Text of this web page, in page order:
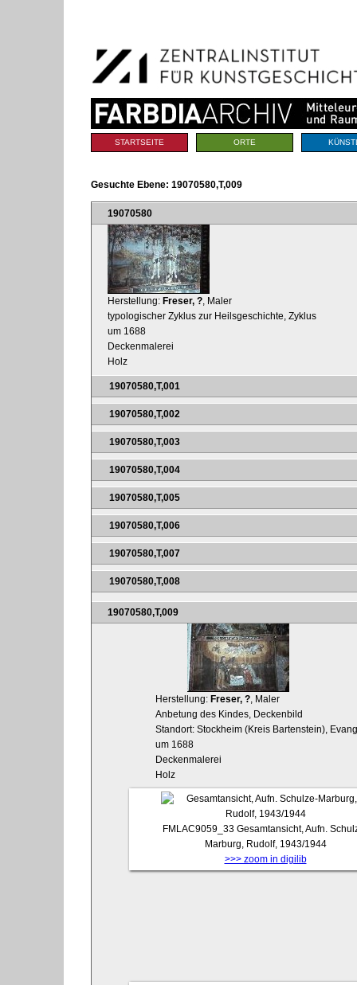
Navigation
Sektionen
STARTSEITE ORTE
Gesuchte Ebene: 19070580,T,009
19070580
Herstellung: Freser, ? , Maler
typologischer Zyklus zur Heilsgeschichte, Zyklus
um 1688
Deckenmalerei
Holz
19070580,T,001
19070580,T,002
19070580,T,003
19070580,T,004
19070580,T,005
19070580,T,006
19070580,T,007
19070580,T,008
19070580,T,009
Herstellung: Freser, ?, Maler
Anbetung des Kindes, Deckenbild
Standort: Stockheim (Kreis Bartenstein),
um 1688
Deckenmalerei
Holz
FMLAC9059_33 Gesamtansicht, Aufn.
Marburg, Rudolf, 1943/1944
>>> zoom in digilib